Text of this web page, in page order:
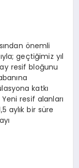
önemli
geçtiğimiz yıl
resif bloğunu
katkı
resif alanları
aylık bir süre